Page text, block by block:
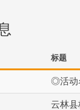
标题
◎活动
云林